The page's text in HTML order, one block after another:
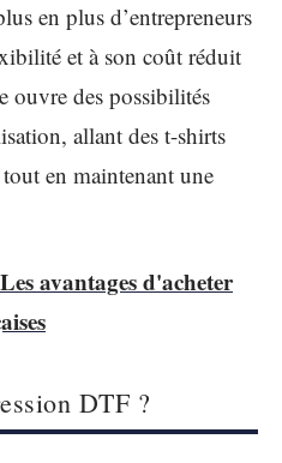
en plus d’entrepreneurs
et à son coût réduit
ouvre des possibilités
allant des t-shirts
en maintenant une
Les avantages d'acheter
DTF ?